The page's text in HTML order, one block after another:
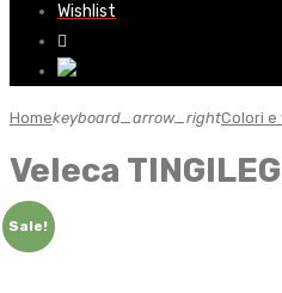
Wishlist
Homekeyboard_arrow_rightColori e
Veleca
Sale!